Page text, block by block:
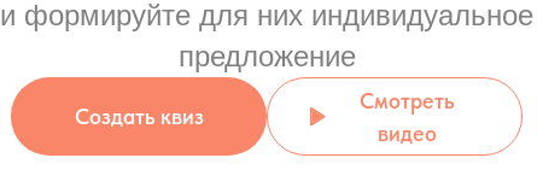
и формируйте для них индивидуальное
предложение
Создать квиз
Смотреть
видео